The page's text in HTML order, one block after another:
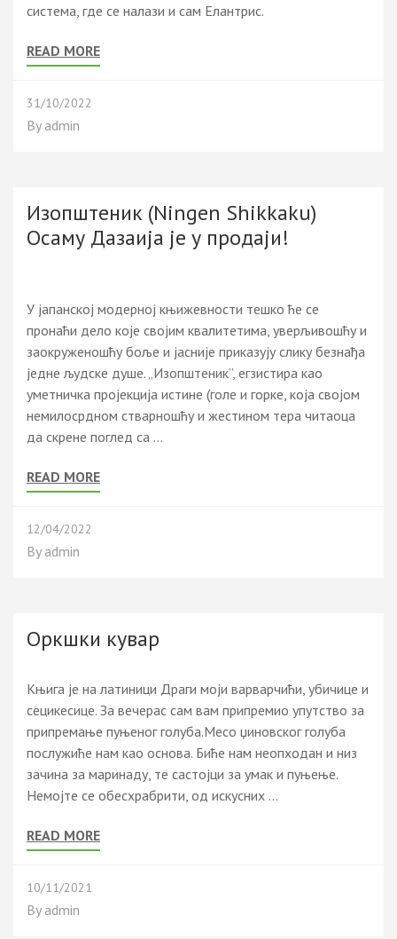
система, где се налази и сам Елантрис.
READ MORE
31/10/2022
By admin
Изопштеник (Ningen Shikkaku)
Осаму Дазаија је у продаји!
У јапанској модерној књижевности тешко ће се
пронаћи дело које својим квалитетима, уверљивошћу и
заокруженошћу боље и јасније приказују слику безнађа
једне људске душе. „Изопштеник”, егзистира као
уметничка пројекција истине (голе и горке, која својом
немилосрдном стварношћу и жестином тера читаоца
да скрене поглед са …
READ MORE
12/04/2022
By admin
Оркшки кувар
Књига је на латиници Драги моји варварчићи, убичице и
сецикесице. За вечерас сам вам припремио упутство за
припремање пуњеног голуба.Месо џиновског голуба
послужиће нам као основа. Биће нам неопходан и низ
зачина за маринаду, те састојци за умак и пуњење.
Немојте се обесхрабрити, од искусних …
READ MORE
10/11/2021
By admin